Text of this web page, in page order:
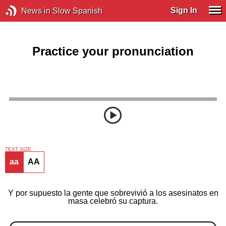
News in Slow Spanish Sign In
Practice your pronunciation
TEXT SIZE
aa AA
Y por supuesto la gente que sobrevivió a los asesinatos en
masa celebró su captura.